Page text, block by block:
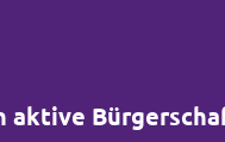
aktive